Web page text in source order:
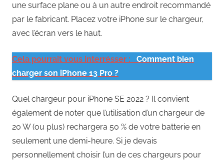
une surface plane ou à un autre endroit recommandé
par le fabricant. Placez votre iPhone sur le chargeur,
avec l’écran vers le haut.
Cela pourrait vous interrésser :
Comment bien
charger son iPhone 13 Pro ?
Quel chargeur pour iPhone SE 2022 ? Il convient
également de noter que l’utilisation d’un chargeur de
20 W (ou plus) rechargera 50 % de votre batterie en
seulement une demi-heure. Si je devais
personnellement choisir l’un de ces chargeurs pour